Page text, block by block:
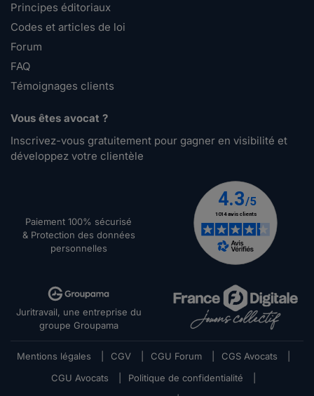
Principes éditoriaux
Codes et articles de loi
Forum
FAQ
Témoignages clients
Vous êtes avocat ?
Inscrivez-vous gratuitement pour gagner en visibilité et
développez votre clientèle
Paiement 100% sécurisé
& Protection des données
personnelles
Juritravail, une entreprise du
groupe Groupama
Mentions légales CGV CGU Forum CGS Avocats
CGU Avocats
Politique de confidentialité